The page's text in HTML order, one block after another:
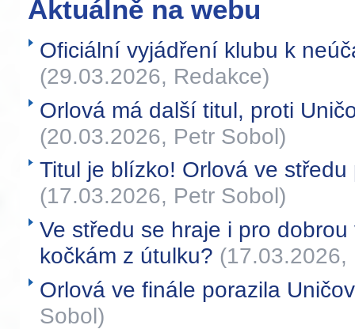
Aktuálně na webu
Oficiální vyjádření klubu k
(29.03.2026, Redakce)
Orlová má další titul, proti
(20.03.2026, Petr Sobol)
Titul je blízko! Orlová ve
(17.03.2026, Petr Sobol)
Ve středu se hraje i pro
kočkám z útulku? (17.03.2026,
Orlová ve finále porazila
Sobol)